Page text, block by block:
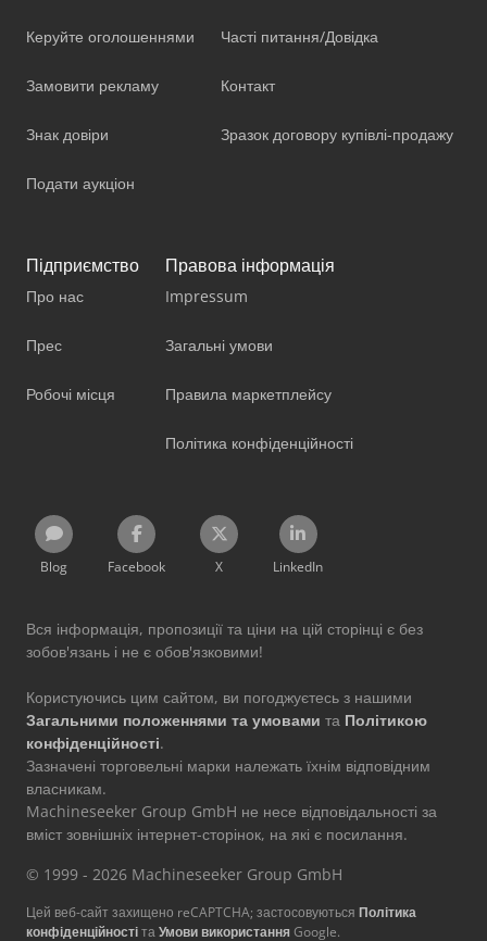
Керуйте оголошеннями
Замовити рекламу
Знак довіри
Подати аукціон
Часті питання/Довідка
Контакт
Зразок договору купівлі-продажу
Підприємство
Про нас
Прес
Робочі місця
Правова інформація
Impressum
Загальні умови
Правила маркетплейсу
Політика конфіденційності
Blog Facebook X LinkedIn
Вся інформація, пропозиції та ціни на цій сторінці є без
зобов'язань і не є обов'язковими!
Користуючись цим сайтом, ви погоджуєтесь з нашими
Загальними положеннями та умовами та Політикою
конфіденційності.
Зазначені торговельні марки належать їхнім відповідним
власникам.
Machineseeker Group GmbH не несе відповідальності за
вміст зовнішніх інтернет-сторінок, на які є посилання.
© 1999 - 2026 Machineseeker Group GmbH
Цей веб-сайт захищено reCAPTCHA; застосовуються Політика
конфіденційностітаУмови використанняGoogle.